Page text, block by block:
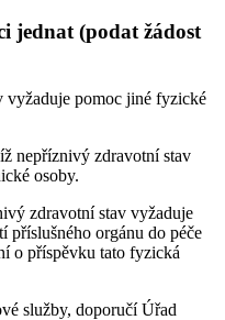
jednat (podat žádost
vyžaduje pomoc jiné fyzické
nepříznivý zdravotní stav
osoby.
zdravotní stav vyžaduje
příslušného orgánu do péče
o příspěvku tato fyzická
služby, doporučí Úřad